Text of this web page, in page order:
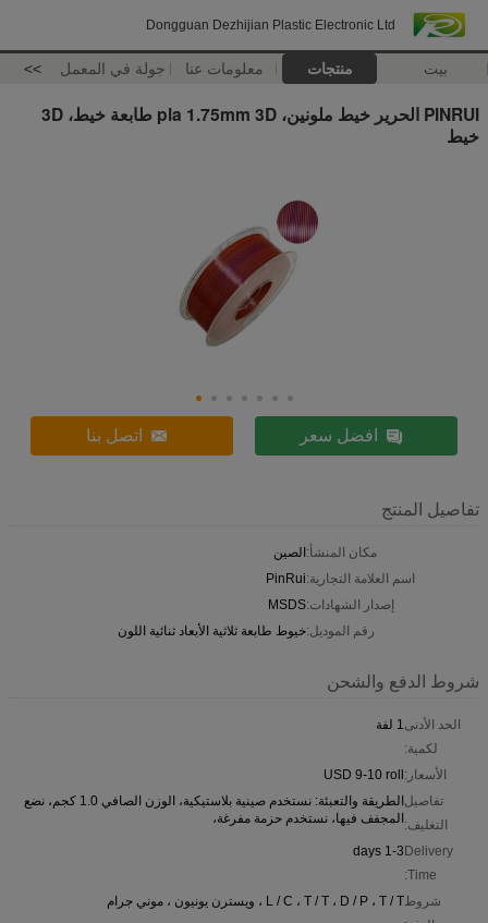
Dongguan Dezhijian Plastic Electronic Ltd
بيت منتجات معلومات عنا جولة في المعمل >>
PINRUI الحرير خيط ملونين، pla 1.75mm 3D طابعة خيط، 3D
خيط
افضل سعر اتصل بنا
تفاصيل المنتج
مكان المنشأ:الصين
اسم العلامة التجارية:PinRui
إصدار الشهادات:MSDS
رقم الموديل:خيوط طابعة ثلاثية الأبعاد ثنائية اللون
شروط الدفع والشحن
الحد الأدنى
لكمية:
1 لفة
الأسعار:USD 9-10 roll
تفاصيل
التغليف:
الطريقة والتعبئة: نستخدم صينية بلاستيكية، الوزن الصافي 1.0 كجم، نضع
المجفف فيها، نستخدم حزمة مفرغة،
Delivery
Time:
1-3 days
شروطL / C ، T / T ، D / P ، T / T ، ويسترن يونيون ، موني جرام